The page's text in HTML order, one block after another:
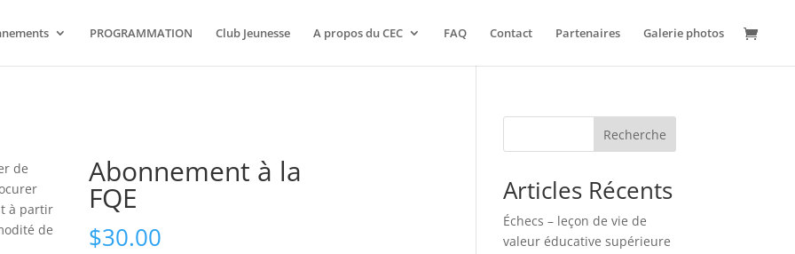
PROGRAMMATION Club Jeunesse A propos du CEC FAQ Contact Partenaires Galerie photos
de
à partir
de
Abonnement à la
FQE
$30.00
Recherche
Articles Récents
Échecs – leçon de vie de
valeur éducative supérieure